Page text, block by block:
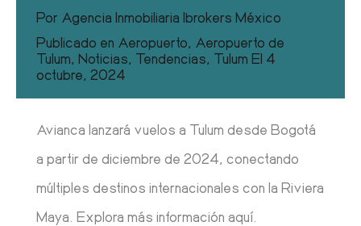
Por Agencia Inmobiliaria Ibrokers México
Publicado en Aeropuerto, Aeropuerto de
Tulum, Noticias, Tendencias, Tulum El 4
octubre, 2024
Avianca lanzará vuelos a Tulum desde Bogotá
a partir de diciembre de 2024, conectando
múltiples destinos internacionales con la Riviera
Maya. Explora más información aquí.